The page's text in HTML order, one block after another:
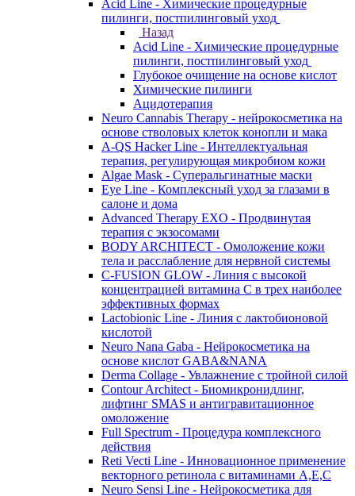
Acid Line - Химические процедурные
пилинги, постпилинговый уход
Назад
Acid Line - Химические процедурные
пилинги, постпилинговый уход
Глубокое очищение на основе кислот
Химические пилинги
Ацидотерапия
Neuro Cannabis Therapy - нейрокосметика на
основе стволовых клеток конопли и мака
A-QS Hacker Line - Интеллектуальная
терапия, регулирующая микробиом кожи
Algae Mask - Суперальгинатные маски
Eye Line - Комплексный уход за глазами в
салоне и дома
Advanced Therapy EXO - Продвинутая
терапия с экзосомами
BODY ARCHITECT - Омоложение кожи
тела и расслабление для нервной системы
C-FUSION GLOW - Линия с высокой
концентрацией витамина C в трех наиболее
эффективных формах
Lactobionic Line - Линия с лактобионовой
кислотой
Neuro Nana Gaba - Нейрокосметика на
основе кислот GABA&NANA
Derma Collage - Увлажнение с тройной силой
Contour Architect - Биомикронидлинг,
лифтинг SMAS и антигравитационное
омоложение
Full Spectrum - Процедура комплексного
действия
Reti Vecti Line - Инновационное применение
векторного ретинола с витаминами A,Е,С
Neuro Sensi Line - Нейрокосметика для